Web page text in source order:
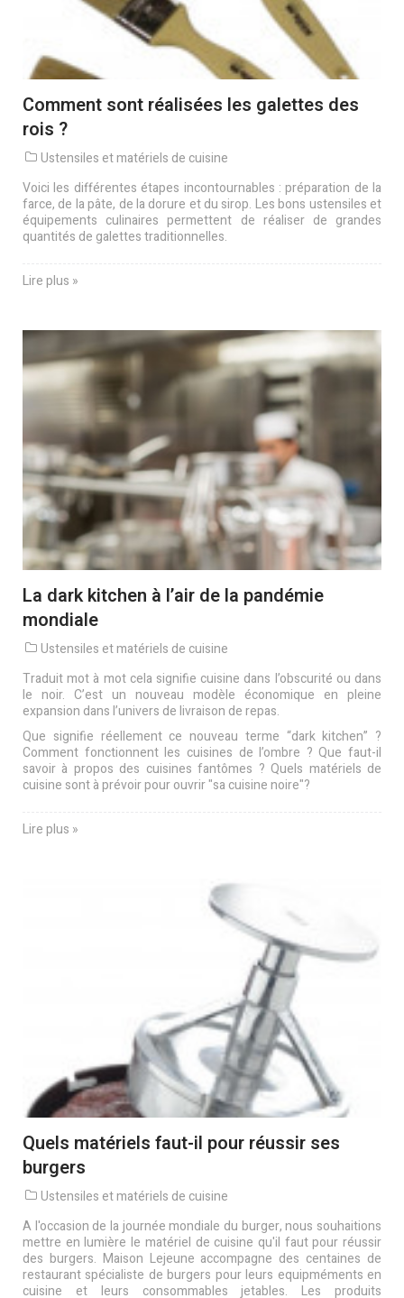
Comment sont réalisées les galettes des
rois ?
Ustensiles et matériels de cuisine
Voici les différentes étapes incontournables : préparation de la
farce, de la pâte, de la dorure et du sirop. Les bons ustensiles et
équipements culinaires permettent de réaliser de grandes
quantités de galettes traditionnelles.
Lire plus »
La dark kitchen à l’air de la pandémie
mondiale
Ustensiles et matériels de cuisine
Traduit mot à mot cela signifie cuisine dans l’obscurité ou dans
le noir. C’est un nouveau modèle économique en pleine
expansion dans l’univers de livraison de repas.
Que signifie réellement ce nouveau terme “dark kitchen” ?
Comment fonctionnent les cuisines de l’ombre ? Que faut-il
savoir à propos des cuisines fantômes ? Quels matériels de
cuisine sont à prévoir pour ouvrir "sa cuisine noire"?
Lire plus »
Quels matériels faut-il pour réussir ses
burgers
Ustensiles et matériels de cuisine
A l'occasion de la journée mondiale du burger, nous souhaitions
mettre en lumière le matériel de cuisine qu'il faut pour réussir
des burgers. Maison Lejeune accompagne des centaines de
restaurant spécialiste de burgers pour leurs equipméments en
cuisine et leurs consommables jetables. Les produits